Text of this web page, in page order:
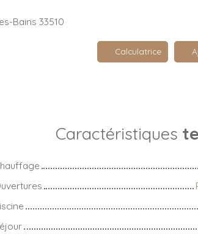
Bains 33510
Calculatrice
Caractéristiques